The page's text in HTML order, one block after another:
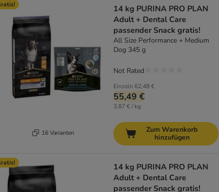
16 Varianten
14 kg PURINA PRO PLAN
Adult + Dental Care
passender Snack gratis!
All Size Performance + Medium
Dog 345 g
Einzeln 62,48 €
55,49 €
3,87 € / kg
Not Rated
Zum Warenkorb
hinzufügen
14 kg PURINA PRO PLAN
Adult + Dental Care
passender Snack gratis!